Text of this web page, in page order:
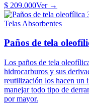
$ 209.000Ver →
Telas Absorbentes
Paños de tela
Los paños de tela
hidrocarburos y sus
reutilización los hacen un
manejar todo tipo de
por mayor.